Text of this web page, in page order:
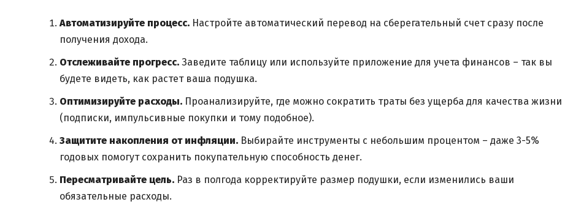
Автоматизируйте процесс. Настройте автоматический перевод на сберегательный счет сразу после
получения дохода.
Отслеживайте прогресс. Заведите таблицу или используйте приложение для учета финансов – так вы
будете видеть, как растет ваша подушка.
Оптимизируйте расходы. Проанализируйте, где можно сократить траты без ущерба для качества жизни
(подписки, импульсивные покупки и тому подобное).
Защитите накопления от инфляции. Выбирайте инструменты с небольшим процентом – даже 3-5%
годовых помогут сохранить покупательную способность денег.
Пересматривайте цель. Раз в полгода корректируйте размер подушки, если изменились ваши
обязательные расходы.